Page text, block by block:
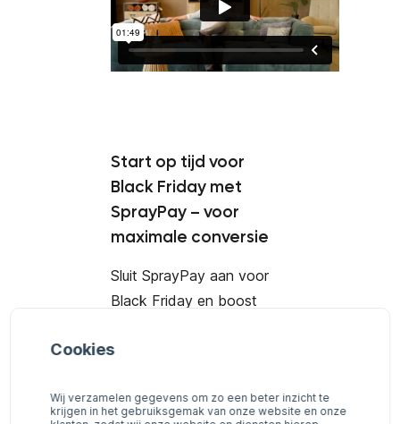
Cookies
Wij verzamelen gegevens om zo een beter inzicht te
krijgen in het gebruiksgemak van onze website en onze
Start op tijd voor
Black Friday met
SprayPay – voor
maximale conversie
Sluit SprayPay aan voor
Black Friday en boost
je al SprayPay aan maar
maandbedragen? Neem